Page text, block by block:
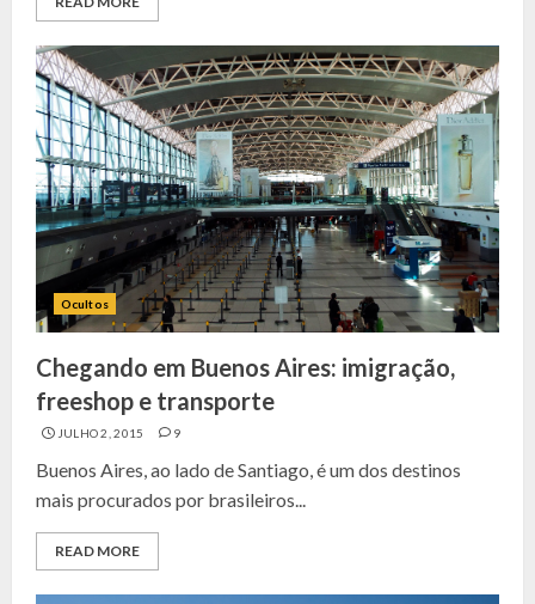
Ocultos
Chegando em Buenos Aires: imigração,
freeshop e transporte
JULHO 2, 2015 9
Buenos Aires, ao lado de Santiago, é um dos destinos
mais procurados por brasileiros...
READ MORE